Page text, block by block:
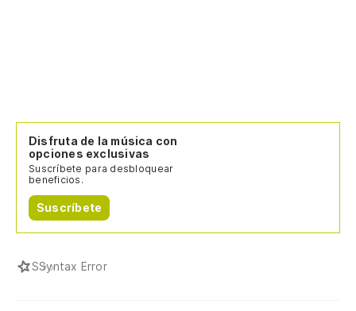
Disfruta de la música con
opciones exclusivas
Suscríbete para desbloquear
beneficios.
Suscríbete
SSyntax Error